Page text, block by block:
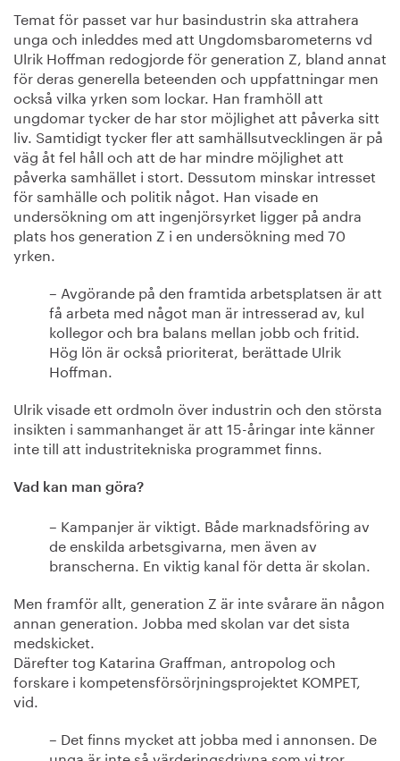
Temat för passet var hur basindustrin ska attrahera
unga och inleddes med att Ungdomsbarometerns vd
Ulrik Hoffman redogjorde för generation Z, bland annat
för deras generella beteenden och uppfattningar men
också vilka yrken som lockar. Han framhöll att
ungdomar tycker de har stor möjlighet att påverka sitt
liv. Samtidigt tycker fler att samhällsutvecklingen är på
väg åt fel håll och att de har mindre möjlighet att
påverka samhället i stort. Dessutom minskar intresset
för samhälle och politik något. Han visade en
undersökning om att ingenjörsyrket ligger på andra
plats hos generation Z i en undersökning med 70
yrken.
– Avgörande på den framtida arbetsplatsen är att
få arbeta med något man är intresserad av, kul
kollegor och bra balans mellan jobb och fritid.
Hög lön är också prioriterat, berättade Ulrik
Hoffman.
Ulrik visade ett ordmoln över industrin och den största
insikten i sammanhanget är att 15-åringar inte känner
inte till att industritekniska programmet finns.
Vad kan man göra?
– Kampanjer är viktigt. Både marknadsföring av
de enskilda arbetsgivarna, men även av
branscherna. En viktig kanal för detta är skolan.
Men framför allt, generation Z är inte svårare än någon
annan generation. Jobba med skolan var det sista
medskicket.
Därefter tog Katarina Graffman, antropolog och
forskare i kompetensförsörjningsprojektet KOMPET,
vid.
– Det finns mycket att jobba med i annonsen. De